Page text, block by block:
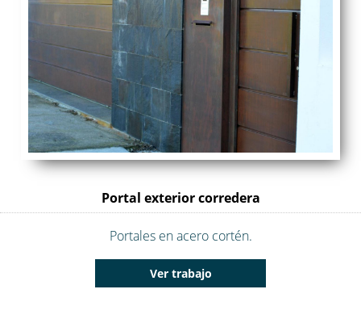
Portal exterior corredera
Portales en acero cortén.
Ver trabajo